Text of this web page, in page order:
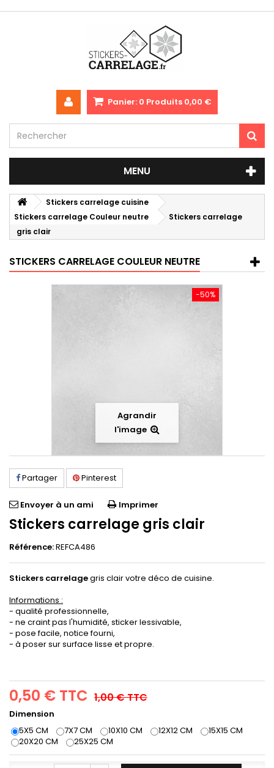
Panier: 0 Produits 0,00 €
MENU
Stickers carrelage cuisine
Stickers carrelage Couleur neutre
Stickers carrelage
gris clair
STICKERS CARRELAGE COULEUR NEUTRE
-50%
Agrandir
l'image
Partager Pinterest
Envoyer à un ami Imprimer
Stickers carrelage gris clair
Référence:REFCA486
Stickers carrelagegris clair votre déco de cuisine.
Informations :
- qualité professionnelle,
- ne craint pas l'humidité, sticker lessivable,
- pose facile, notice fourni,
- à poser sur surface lisse et propre.
0,50 € TTC 1,00 €TTC
Dimension
5X5 CM
7X7 CM 10X10 CM 12X12 CM
15X15 CM
20X20 CM
25X25 CM